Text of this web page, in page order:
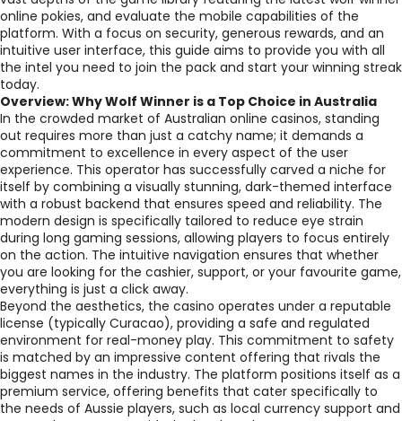
online pokies, and evaluate the mobile capabilities of the
platform. With a focus on security, generous rewards, and an
intuitive user interface, this guide aims to provide you with all
the intel you need to join the pack and start your winning streak
today.
Overview: Why Wolf Winner is a Top Choice in Australia
In the crowded market of Australian online casinos, standing
out requires more than just a catchy name; it demands a
commitment to excellence in every aspect of the user
experience. This operator has successfully carved a niche for
itself by combining a visually stunning, dark-themed interface
with a robust backend that ensures speed and reliability. The
modern design is specifically tailored to reduce eye strain
during long gaming sessions, allowing players to focus entirely
on the action. The intuitive navigation ensures that whether
you are looking for the cashier, support, or your favourite game,
everything is just a click away.
Beyond the aesthetics, the casino operates under a reputable
license (typically Curacao), providing a safe and regulated
environment for real-money play. This commitment to safety
is matched by an impressive content offering that rivals the
biggest names in the industry. The platform positions itself as a
premium service, offering benefits that cater specifically to
the needs of Aussie players, such as local currency support and